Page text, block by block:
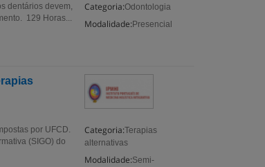
Categoria:Odontologia
Modalidade: Presencial
dentários devem,
129 Horas...
Categoria:Terapias
alternativas
Modalidade:Semi-
por UFCD.
(SIGO) do